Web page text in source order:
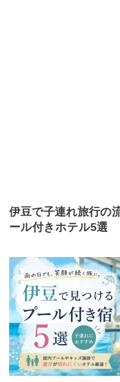
伊豆で子連れ旅行の
ール付きホテル5選